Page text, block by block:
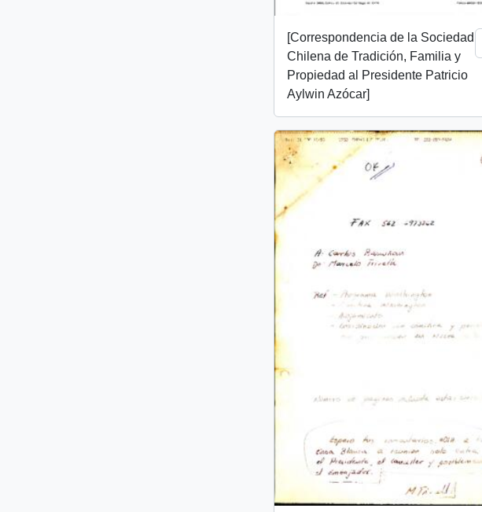
[Correspondencia de la Sociedad
Chilena de Tradición, Familia y
Propiedad al Presidente Patricio
Aylwin Azócar]